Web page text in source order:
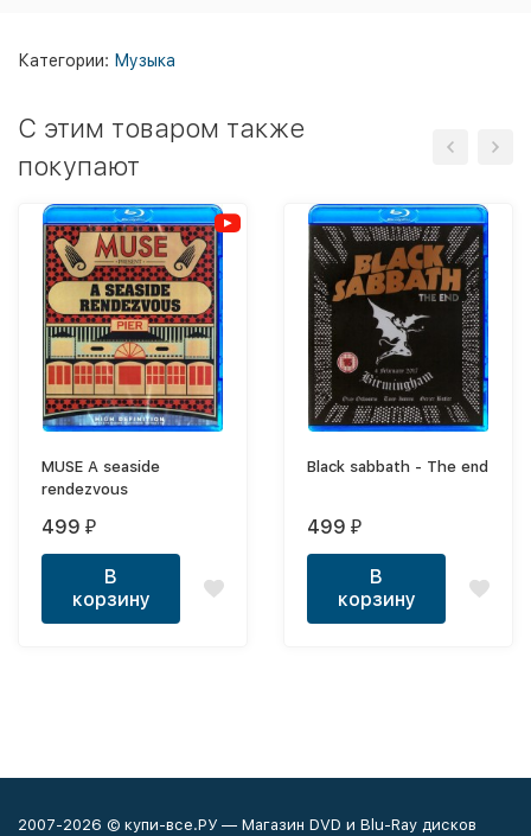
Категории: Музыка
C этим товаром также
покупают
MUSE A seaside
rendezvous
499 ₽
В
корзину
Black sabbath - The end
499 ₽
В
корзину
2007-2026 © купи-все.РУ — Магазин DVD и Blu-Ray дисков